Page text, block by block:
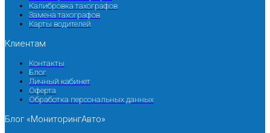
Калибровка тахографов
Замена тахографов
Карты водителей
Клиентам
Контакты
Блог
Личный кабинет
Оферта
Обработка персональных данных
Блог «МониторингАвто»